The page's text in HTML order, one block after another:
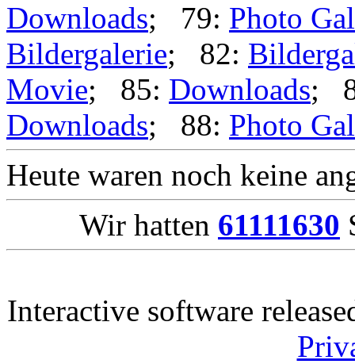
Downloads; 79: Photo
Bildergalerie; 82:
Movie; 85: Downloads;
Downloads; 88: Photo
Heute waren noch keine
Wir hatten 61111630
Interactive software